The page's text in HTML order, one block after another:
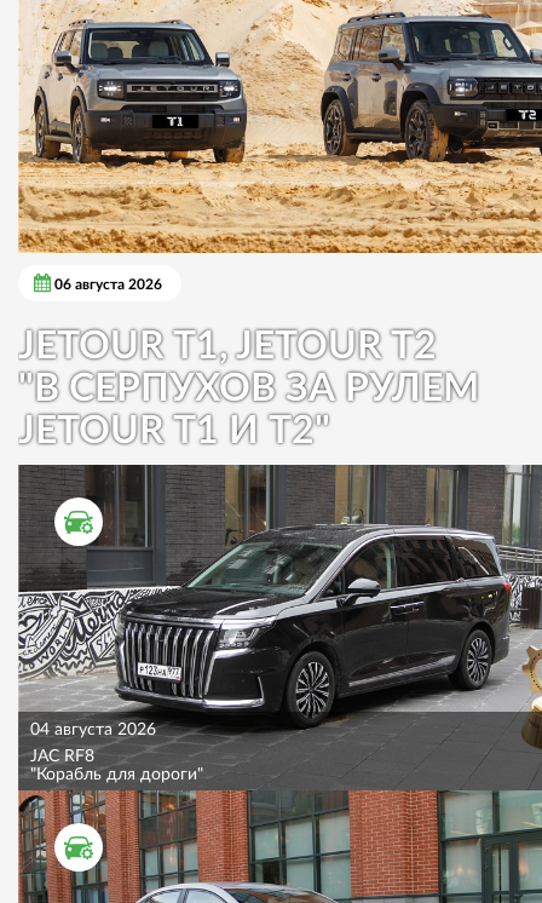
06 августа 2026
JETOUR T1, JETOUR T2
"В СЕРПУХОВ ЗА РУЛЕМ
JETOUR T1 И T2"
ТЕСТ ДРАЙВ
04 августа 2026
JAC RF8
"Корабль для дороги"
ТЕСТ ДРАЙВ